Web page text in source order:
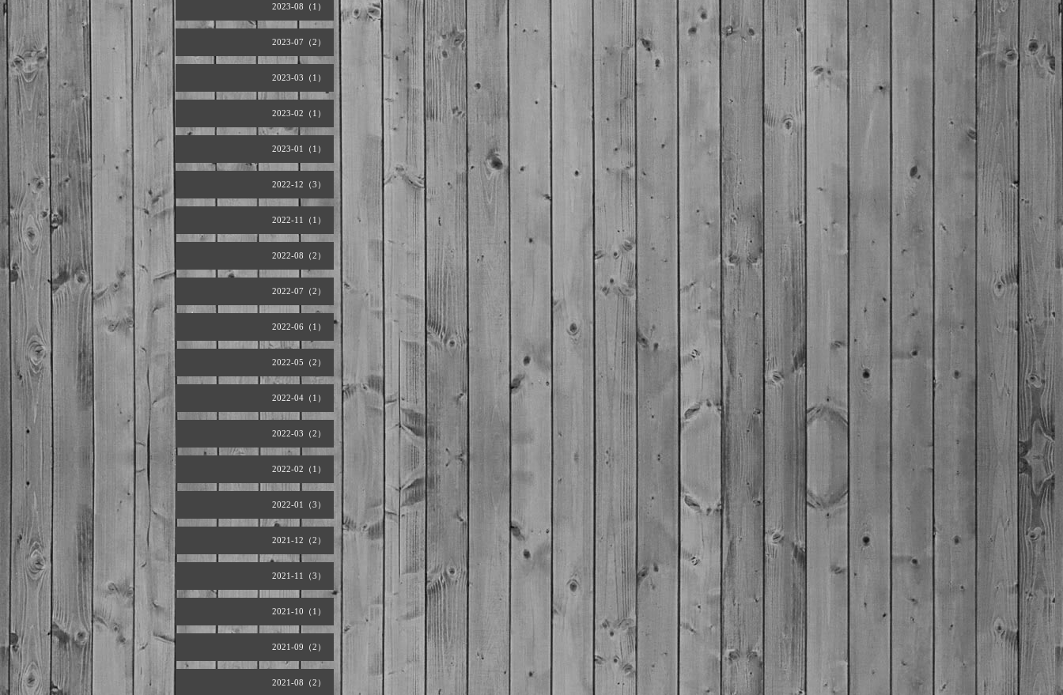
2023-08（1）
2023-07（2）
2023-03（1）
2023-02（1）
2023-01（1）
2022-12（3）
2022-11（1）
2022-08（2）
2022-07（2）
2022-06（1）
2022-05（2）
2022-04（1）
2022-03（2）
2022-02（1）
2022-01（3）
2021-12（2）
2021-11（3）
2021-10（1）
2021-09（2）
2021-08（2）